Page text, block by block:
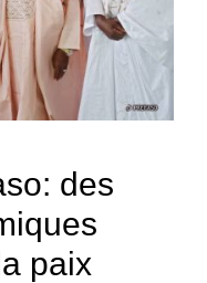
des
paix